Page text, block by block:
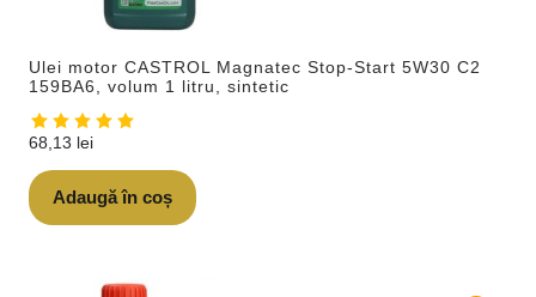
Ulei motor CASTROL Magnatec Stop-Start 5W30 C2
159BA6, volum 1 litru, sintetic
68,13 lei
Adaugă în coș